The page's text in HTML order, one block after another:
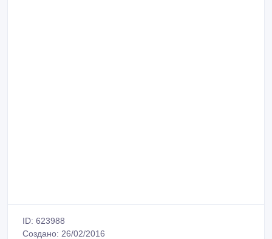
ID: 623988
Создано: 26/02/2016